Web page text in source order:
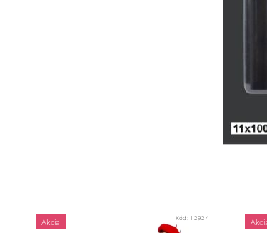
Akcia Kód: 12924